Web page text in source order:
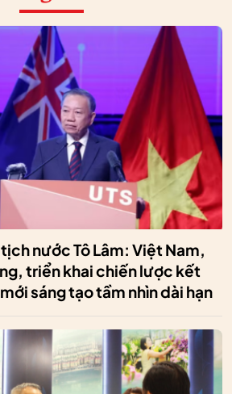
nước Tô Lâm: Việt Nam,
triển khai chiến lược kết
sáng tạo tầm nhìn dài hạn